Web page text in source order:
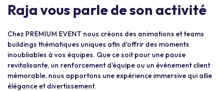
Raja vous parle de son activité
Chez PREMIUM EVENT nous créons des animations et teams
buildings thématiques uniques afin d'offrir des moments
inoubliables à vos équipes. Que ce soit pour une pause
revitalisante, un renforcement d'équipe ou un événement client
mémorable, nous apportons une expérience immersive qui allie
élégance et divertissement.